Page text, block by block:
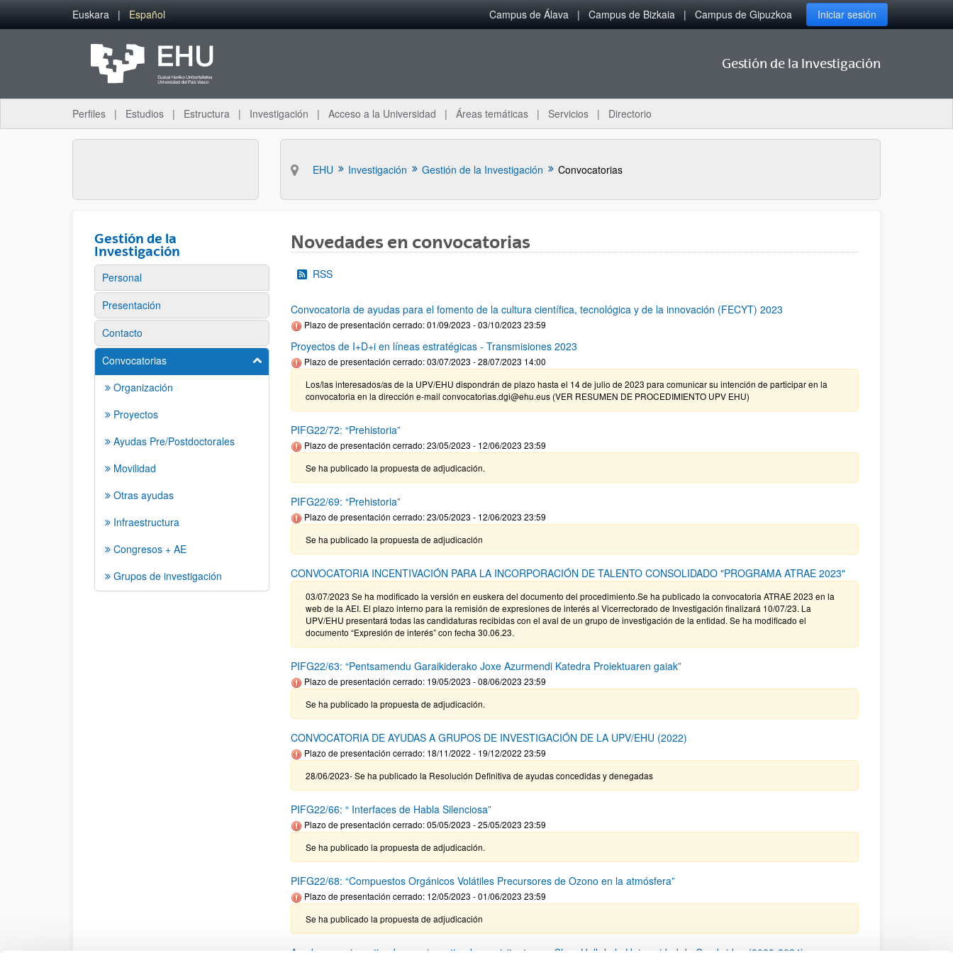
Saltar al contenido principal
Euskara Español Campus de Álava Campus de Bizkaia Campus de Gipuzkoa Iniciar sesión
Gestión de la Investigación
Perfiles Estudios Estructura Investigación Acceso a la Universidad Áreas temáticas Servicios Directorio
EHU Investigación Gestión de la Investigación Convocatorias
Gestión de la
Investigación
Personal
Presentación
Contacto
Convocatorias
Mostrar/ocultar subpáginas
Organización
Proyectos
Ayudas Pre/Postdoctorales
Movilidad
Otras ayudas
Infraestructura
Congresos + AE
Grupos de investigación
Novedades en convocatorias
RSS
Convocatoria de ayudas para el fomento de la cultura científica, tecnológica y de la innovación (FECYT) 2023
Plazo de presentación cerrado: 01/09/2023 - 03/10/2023 23:59
Proyectos de I+D+i en líneas estratégicas - Transmisiones 2023
Plazo de presentación cerrado: 03/07/2023 - 28/07/2023 14:00
Los/las interesados/as de la UPV/EHU dispondrán de plazo hasta el 14 de julio de 2023 para comunicar su intención de participar en la
convocatoria en la dirección e-mail convocatorias.dgi@ehu.eus (VER RESUMEN DE PROCEDIMIENTO UPV EHU)
PIFG22/72: “Prehistoria”
Plazo de presentación cerrado: 23/05/2023 - 12/06/2023 23:59
Se ha publicado la propuesta de adjudicación.
PIFG22/69: “Prehistoria”
Plazo de presentación cerrado: 23/05/2023 - 12/06/2023 23:59
Se ha publicado la propuesta de adjudicación
CONVOCATORIA INCENTIVACIÓN PARA LA INCORPORACIÓN DE TALENTO CONSOLIDADO "PROGRAMA ATRAE 2023"
03/07/2023 Se ha modificado la versión en euskera del documento del procedimiento.Se ha publicado la convocatoria ATRAE 2023 en la
web de la AEI. El plazo interno para la remisión de expresiones de interés al Vicerrectorado de Investigación finalizará 10/07/23. La
UPV/EHU presentará todas las candidaturas recibidas con el aval de un grupo de investigación de la entidad. Se ha modificado el
documento “Expresión de interés” con fecha 30.06.23.
PIFG22/63: “Pentsamendu Garaikiderako Joxe Azurmendi Katedra Proiektuaren gaiak”
Plazo de presentación cerrado: 19/05/2023 - 08/06/2023 23:59
Se ha publicado la propuesta de adjudicación.
CONVOCATORIA DE AYUDAS A GRUPOS DE INVESTIGACIÓN DE LA UPV/EHU (2022)
Plazo de presentación cerrado: 18/11/2022 - 19/12/2022 23:59
28/06/2023- Se ha publicado la Resolución Definitiva de ayudas concedidas y denegadas
PIFG22/66: “ Interfaces de Habla Silenciosa”
Plazo de presentación cerrado: 05/05/2023 - 25/05/2023 23:59
Se ha publicado la propuesta de adjudicación.
PIFG22/68: “Compuestos Orgánicos Volátiles Precursores de Ozono en la atmósfera”
Plazo de presentación cerrado: 12/05/2023 - 01/06/2023 23:59
Se ha publicado la propuesta de adjudicación